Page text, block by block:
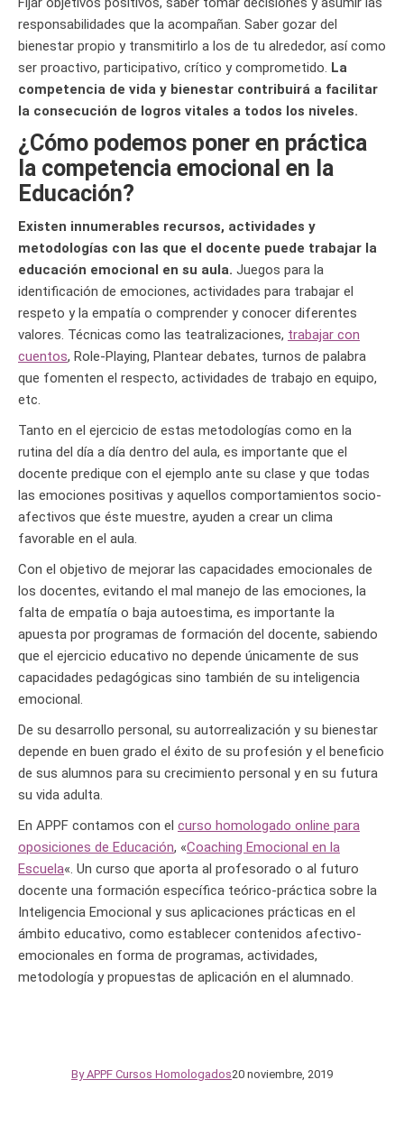
responsabilidades que la acompañan. Saber gozar del
bienestar propio y transmitirlo a los de tu alrededor, así como
ser proactivo, participativo, crítico y comprometido. La
competencia de vida y bienestar contribuirá a facilitar
la consecución de logros vitales a todos los niveles.
¿Cómo podemos poner en práctica
la competencia emocional en la
Educación?
Existen innumerables recursos, actividades y
metodologías con las que el docente puede trabajar la
educación emocional en su aula. Juegos para la
identificación de emociones, actividades para trabajar el
respeto y la empatía o comprender y conocer diferentes
valores. Técnicas como las teatralizaciones, trabajar con
cuentos, Role-Playing, Plantear debates, turnos de palabra
que fomenten el respecto, actividades de trabajo en equipo,
etc.
Tanto en el ejercicio de estas metodologías como en la
rutina del día a día dentro del aula, es importante que el
docente predique con el ejemplo ante su clase y que todas
las emociones positivas y aquellos comportamientos socio-
afectivos que éste muestre, ayuden a crear un clima
favorable en el aula.
Con el objetivo de mejorar las capacidades emocionales de
los docentes, evitando el mal manejo de las emociones, la
falta de empatía o baja autoestima, es importante la
apuesta por programas de formación del docente, sabiendo
que el ejercicio educativo no depende únicamente de sus
capacidades pedagógicas sino también de su inteligencia
emocional.
De su desarrollo personal, su autorrealización y su bienestar
depende en buen grado el éxito de su profesión y el beneficio
de sus alumnos para su crecimiento personal y en su futura
su vida adulta.
En APPF contamos con el curso homologado online para
oposiciones de Educación, «Coaching Emocional en la
Escuela«. Un curso que aporta al profesorado o al futuro
docente una formación específica teórico-práctica sobre la
Inteligencia Emocional y sus aplicaciones prácticas en el
ámbito educativo, como establecer contenidos afectivo-
emocionales en forma de programas, actividades,
metodología y propuestas de aplicación en el alumnado.
ByAPPF Cursos Homologados20 noviembre, 2019